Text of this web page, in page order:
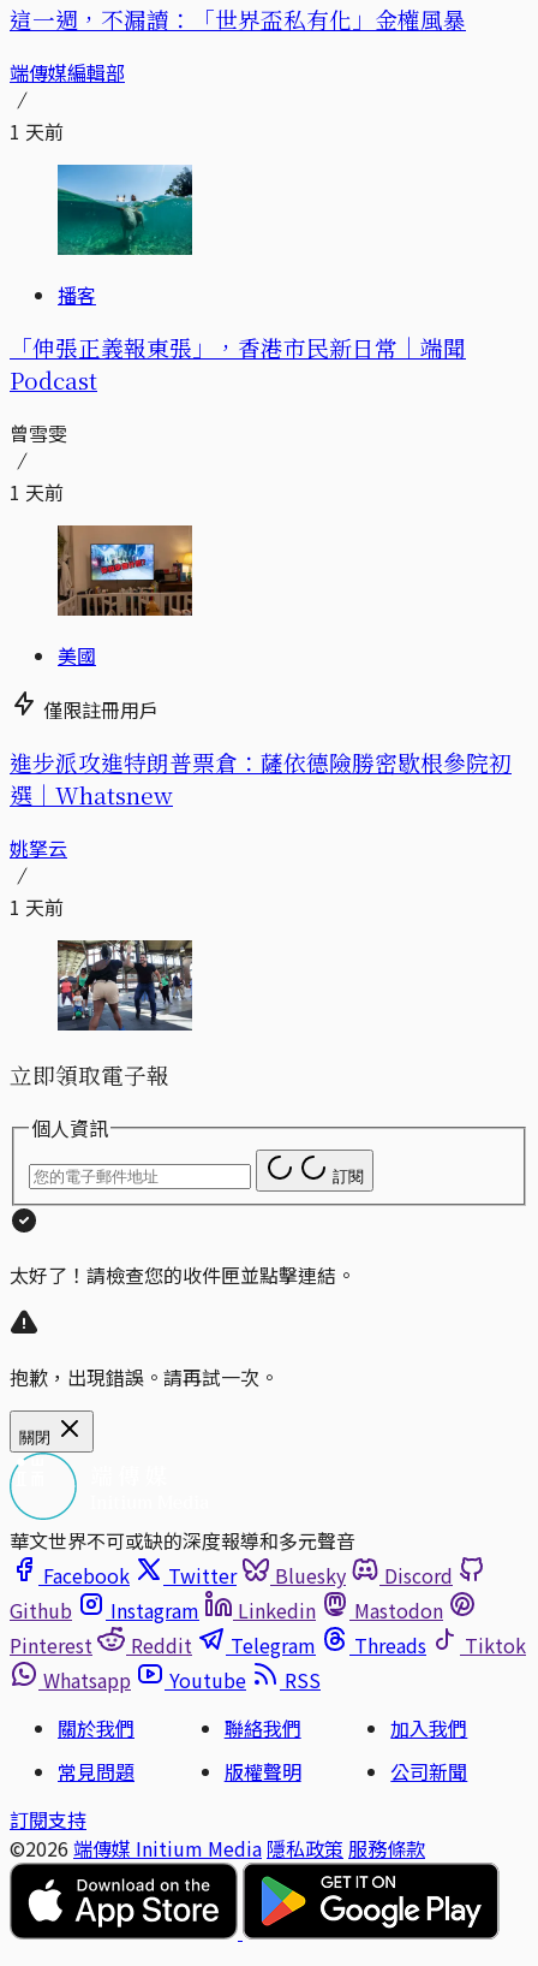
這一週，不漏讀：「世界盃私有化」金權風暴
端傳媒編輯部
1 天前
播客
「伸張正義報東張」，香港市民新日常｜端聞
Podcast
曾雪雯
1 天前
美國
僅限註冊用戶
進步派攻進特朗普票倉：薩依德險勝密歇根參院初
選｜Whatsnew
姚拏云
1 天前
立即領取電子報
個人資訊
訂閱
太好了！請檢查您的收件匣並點擊連結。
抱歉，出現錯誤。請再試一次。
關閉
華文世界不可或缺的深度報導和多元聲音
Facebook
Twitter Bluesky
Discord
Github
Instagram Linkedin
Mastodon
Pinterest
Reddit Telegram Threads
Tiktok
Whatsapp
Youtube
RSS
關於我們
聯絡我們
加入我們
常見問題
版權聲明
公司新聞
訂閱支持
©2026 端傳媒 Initium Media 隱私政策 服務條款